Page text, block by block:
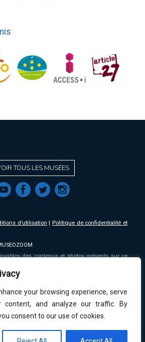
your browsing experience, serve
content, and analyze our traffic. By
consent to our use of cookies.
TOUS LES MUSÉES
a b e
d’utilisation
Politique de confidentialité et
des contenus et photos présents sur ce
An initative ofMSW.